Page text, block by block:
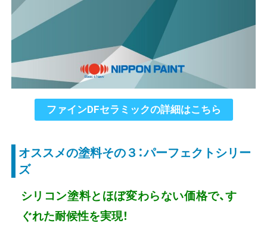
ファインDFセラミックの詳細はこちら
オススメの塗料その３：パーフェクトシリー
ズ
シリコン塗料とほぼ変わらない価格で、す
ぐれた耐候性を実現！